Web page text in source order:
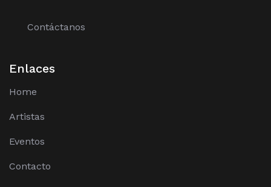
Contáctanos
Enlaces
Home
Artistas
Eventos
Contacto